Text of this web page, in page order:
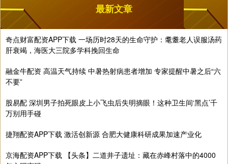
最新文章
奇点财富配资APP下载 一场历时28天的生命守护：耄耋老人误服汤药
肝衰竭，海医大三院多学科挽回生命
融金牛配资 高温天气持续 中暑热射病患者增加 专家提醒中暑之后“六
不要”
股易配 深圳男子拍死眼皮上小飞虫后失明摘眼！这种卫生间‘黑点’千
万别用手碰
捷翔配资APP下载 激活创新源 合肥大健康科研成果加速产业化
京海配资APP下载 【头条】二道井子遗址：藏在赤峰村落中的4000